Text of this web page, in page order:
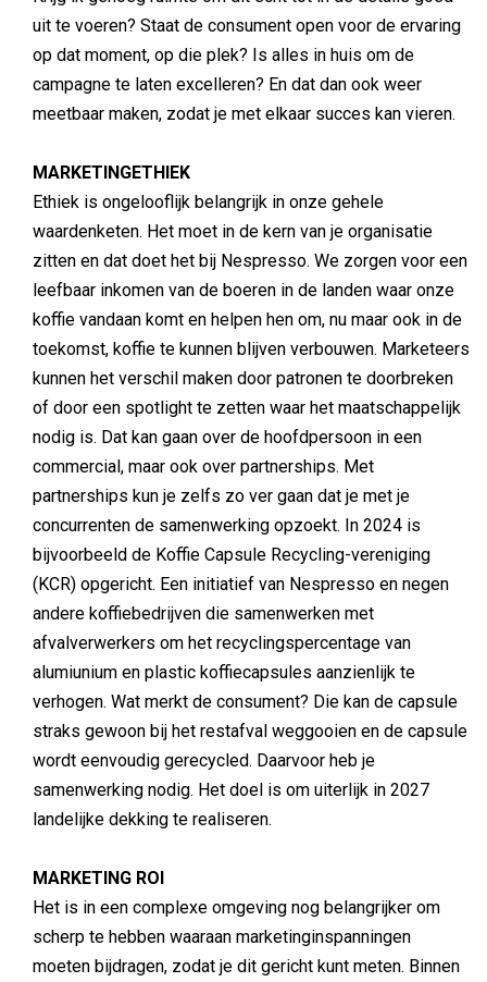
uit te voeren? Staat de consument open voor de ervaring
op dat moment, op die plek? Is alles in huis om de
campagne te laten excelleren? En dat dan ook weer
meetbaar maken, zodat je met elkaar succes kan vieren.
MARKETINGETHIEK
Ethiek is ongelooflijk belangrijk in onze gehele
waardenketen. Het moet in de kern van je organisatie
zitten en dat doet het bij Nespresso. We zorgen voor een
leefbaar inkomen van de boeren in de landen waar onze
koffie vandaan komt en helpen hen om, nu maar ook in de
toekomst, koffie te kunnen blijven verbouwen. Marketeers
kunnen het verschil maken door patronen te doorbreken
of door een spotlight te zetten waar het maatschappelijk
nodig is. Dat kan gaan over de hoofdpersoon in een
commercial, maar ook over partnerships. Met
partnerships kun je zelfs zo ver gaan dat je met je
concurrenten de samenwerking opzoekt. In 2024 is
bijvoorbeeld de Koffie Capsule Recycling-vereniging
(KCR) opgericht. Een initiatief van Nespresso en negen
andere koffiebedrijven die samenwerken met
afvalverwerkers om het recyclingspercentage van
alumiunium en plastic koffiecapsules aanzienlijk te
verhogen. Wat merkt de consument? Die kan de capsule
straks gewoon bij het restafval weggooien en de capsule
wordt eenvoudig gerecycled. Daarvoor heb je
samenwerking nodig. Het doel is om uiterlijk in 2027
landelijke dekking te realiseren.
MARKETING ROI
Het is in een complexe omgeving nog belangrijker om
scherp te hebben waaraan marketinginspanningen
moeten bijdragen, zodat je dit gericht kunt meten. Binnen